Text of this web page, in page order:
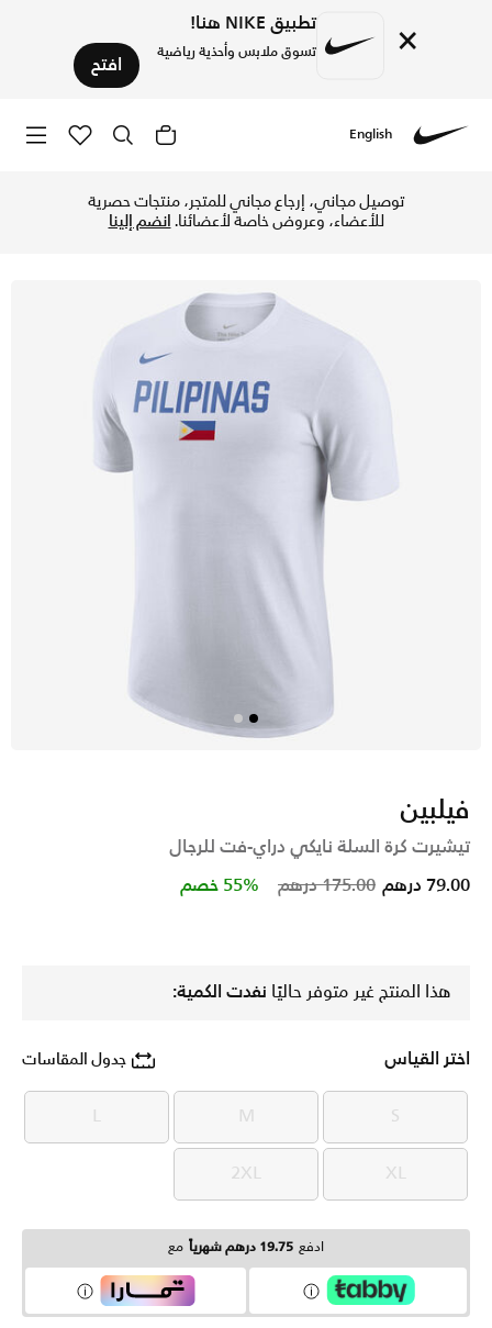
× تطبيق NIKE هنا!
تسوق ملابس وأحذية رياضية افتح
English
توصيل مجاني، إرجاع مجاني للمتجر، منتجات حصرية
للأعضاء، وعروض خاصة لأعضائنا.انضم إلينا
فيلبين
تيشيرت كرة السلة نايكي دراي-فت للرجال
Price reduced from
175.00 درهم to 79.00 درهم 55% خصم
هذا المنتج غير متوفر حاليًا نفدت الكمية:
اختر القياس جدول المقاسات
S
S
M
M
L
L
XL
XL
2XL
2XL
ادفع 19.75 درهم شهرياً مع